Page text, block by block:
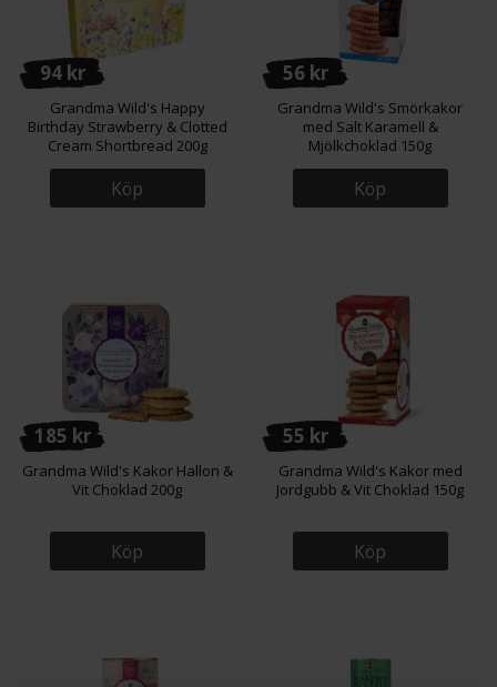
94 kr
Grandma Wild's Happy
Birthday Strawberry & Clotted
Cream Shortbread 200g
Köp
56 kr
Grandma Wild's Smörkakor
med Salt Karamell &
Mjölkchoklad 150g
Köp
185 kr
Grandma Wild's Kakor Hallon &
Vit Choklad 200g
Köp
55 kr
Grandma Wild's Kakor med
Jordgubb & Vit Choklad 150g
Köp